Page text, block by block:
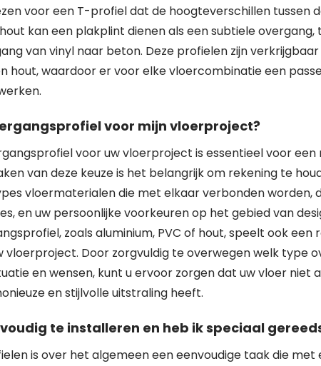
voor een T-profiel dat de hoogteverschillen tussen
kan een plakplint dienen als een subtiele overgang,
van vinyl naar beton. Deze profielen zijn
hout, waardoor er voor elke vloercombinatie een
voor mijn vloerproject?
voor uw vloerproject is essentieel voor een
van deze keuze is het belangrijk om rekening te
vloermaterialen die met elkaar verbonden worden,
en uw persoonlijke voorkeuren op het gebied van
zoals aluminium, PVC of hout, speelt ook een
vloerproject. Door zorgvuldig te overwegen welk type
en wensen, kunt u ervoor zorgen dat uw vloer niet
en stijlvolle uitstraling heeft.
te installeren en heb ik speciaal
is over het algemeen een eenvoudige taak die met